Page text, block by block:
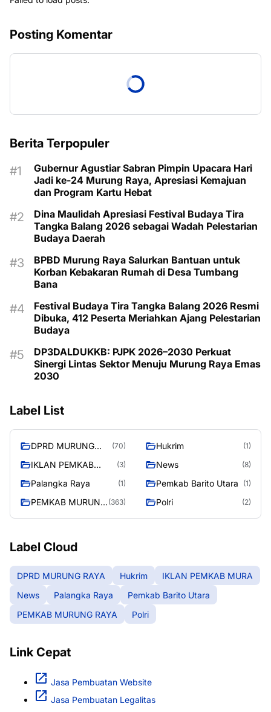
Posting Komentar
Berita Terpopuler
Gubernur Agustiar Sabran Pimpin Upacara Hari
Jadi ke-24 Murung Raya, Apresiasi Kemajuan
dan Program Kartu Hebat
Dina Maulidah Apresiasi Festival Budaya Tira
Tangka Balang 2026 sebagai Wadah Pelestarian
Budaya Daerah
BPBD Murung Raya Salurkan Bantuan untuk
Korban Kebakaran Rumah di Desa Tumbang
Bana
Festival Budaya Tira Tangka Balang 2026 Resmi
Dibuka, 412 Peserta Meriahkan Ajang Pelestarian
Budaya
DP3DALDUKKB: PJPK 2026–2030 Perkuat
Sinergi Lintas Sektor Menuju Murung Raya Emas
2030
Label List
DPRD MURUNG
(70) Hukrim (1)
IKLAN PEMKAB
(3) News (8)
Palangka Raya (1) Pemkab Barito Utara (1)
PEMKAB MURUNG (363) Polri (2)
Label Cloud
DPRD MURUNG RAYA Hukrim
IKLAN PEMKAB MURA
News
Palangka Raya
Pemkab Barito Utara
PEMKAB MURUNG RAYA
Polri
Link Cepat
Jasa Pembuatan Website
Jasa Pembuatan Legalitas